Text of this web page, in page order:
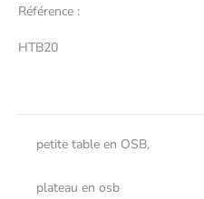
Référence :
HTB20
petite table en OSB,
plateau en osb